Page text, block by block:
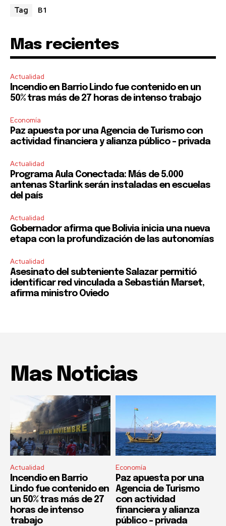
SUBSCRIBE
I've read and accept the
Tag B1
Mas recientes
Actualidad
Incendio en Barrio Lindo fue contenido en un
50% tras más de 27 horas de intenso trabajo
Economía
Paz apuesta por una Agencia de Turismo con
actividad financiera y alianza público – privada
Actualidad
Programa Aula Conectada: Más de 5.000
antenas Starlink serán instaladas en escuelas
del país
Actualidad
Gobernador afirma que Bolivia inicia una nueva
etapa con la profundización de las autonomías
Actualidad
Asesinato del subteniente Salazar permitió
identificar red vinculada a Sebastián Marset,
afirma ministro Oviedo
Mas Noticias
Actualidad
Incendio en Barrio
Lindo fue contenido en
un 50% tras más de 27
horas de intenso
trabajo
Economía
Paz apuesta por una
Agencia de Turismo
con actividad
financiera y alianza
público – privada